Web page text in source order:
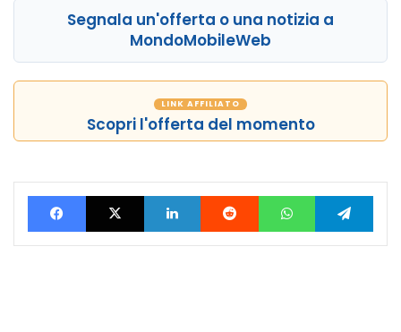
Segnala un'offerta o una notizia a
MondoMobileWeb
LINK AFFILIATO
Scopri l'offerta del momento
FacebookX LinkedIn Reddit WhatsApp